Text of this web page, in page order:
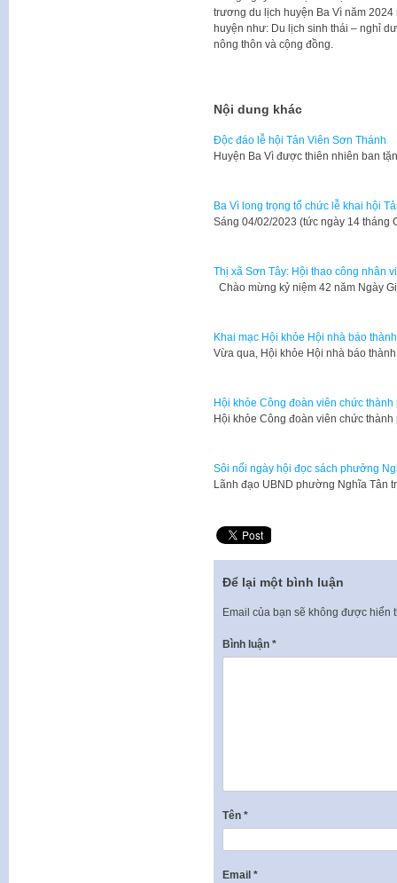
trương du lịch huyện Ba Vì năm
huyện như: Du lịch sinh thái – nghỉ
nông thôn và cộng đồng.
Nội dung khác
Độc đáo lễ hội Tản Viên Sơn Thánh
Huyện Ba Vì được thiên nhiên ban
Ba Vì long trọng tổ chức lễ khai hội
Sáng 04/02/2023 (tức ngày 14
Thị xã Sơn Tây: Hội thao công nhân
Chào mừng kỷ niệm 42 năm Ngày
Khai mạc Hội khỏe Hội nhà báo
Vừa qua, Hội khỏe Hội nhà báo
Hội khỏe Công đoàn viên chức
Hội khỏe Công đoàn viên chức
Sôi nổi ngày hội đọc sách phưởng
Lãnh đạo UBND phường Nghĩa Tân
Để lại một bình luận
Email của bạn sẽ không được hiển
Bình luận *
Tên *
Email *